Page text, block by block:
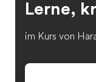
Lerne,
im Kurs von